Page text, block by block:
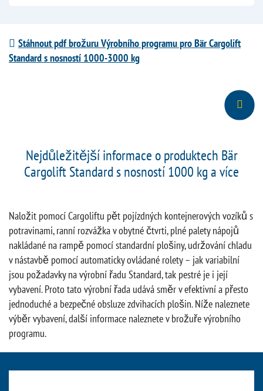
Stáhnout pdf brožuru Výrobního programu pro Bär Cargolift
Standard s nosností 1000-3000 kg
Nejdůležitější informace o produktech Bär
Cargolift Standard s nosností 1000 kg a více
Naložit pomocí Cargoliftu pět pojízdných kontejnerových vozíků s
potravinami, ranní rozvážka v obytné čtvrti, plné palety nápojů
nakládané na rampě pomocí standardní plošiny, udržování chladu
v nástavbě pomocí automaticky ovládané rolety – jak variabilní
jsou požadavky na výrobní řadu Standard, tak pestré je i její
vybavení. Proto tato výrobní řada udává směr v efektivní a přesto
jednoduché a bezpečné obsluze zdvihacích plošin. Níže naleznete
výběr vybavení, další informace naleznete v brožuře výrobního
programu.